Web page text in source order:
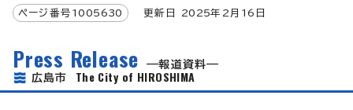
ページ番号 1005630 更新日 2025年2月 16 日
Press Release
報道資料
広島市 The City of HIROSHIMA